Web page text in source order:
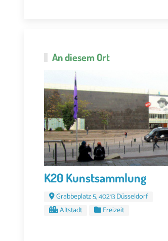
An diesem Ort
K20 Kunstsammlung
Grabbeplatz 5, 40213 Düsseldorf
Altstadt
Freizeit